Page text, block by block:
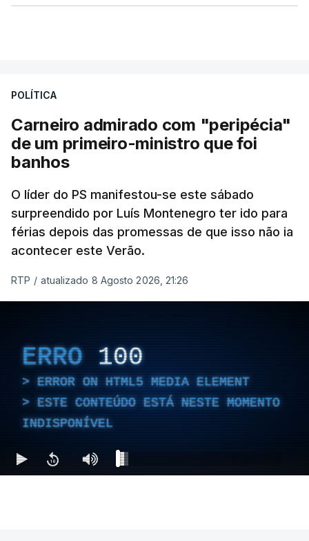
POLÍTICA
Carneiro admirado com "peripécia"
de um primeiro-ministro que foi
banhos
O líder do PS manifestou-se este sábado
surpreendido por Luís Montenegro ter ido para
férias depois das promessas de que isso não ia
acontecer este Verão.
RTP / atualizado 8 Agosto 2026, 21:26
ERRO 100
ERROR ON HTML5 MEDIA ELEMENT
ESTE CONTEÚDO ESTÁ NESTE MOMENTO
INDISPONÍVEL